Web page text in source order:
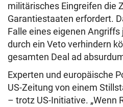
militärisches Eingreifen die
Garantiestaaten erfordert.
Falle eines eigenen
durch ein Veto verhindern
gesamten Deal ad
Experten und europäische
US-Zeitung von einem
– trotz US-Initiative. „Wenn